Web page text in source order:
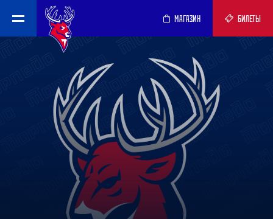
МАГАЗИН БИЛЕТЫ